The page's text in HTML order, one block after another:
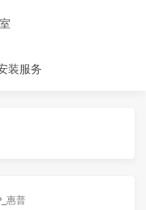
装服务
惠普